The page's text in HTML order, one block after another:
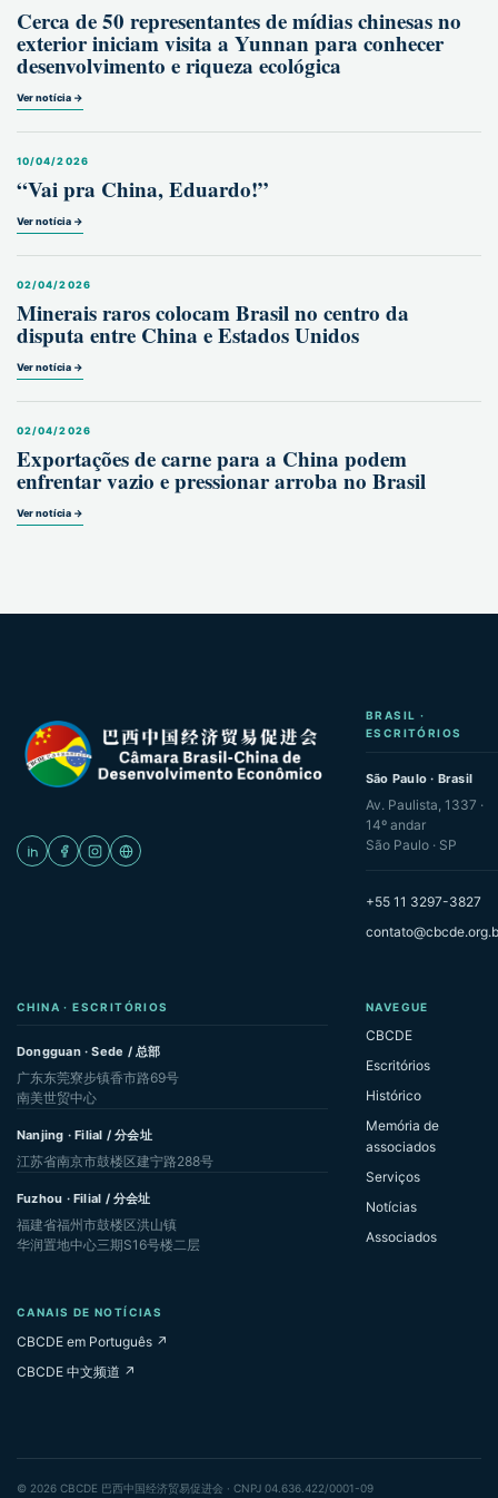
Cerca de 50 representantes de mídias chinesas no
exterior iniciam visita a Yunnan para conhecer
desenvolvimento e riqueza ecológica
Ver notícia →
10/04/2026
“Vai pra China, Eduardo!”
Ver notícia →
02/04/2026
Minerais raros colocam Brasil no centro da
disputa entre China e Estados Unidos
Ver notícia →
02/04/2026
Exportações de carne para a China podem
enfrentar vazio e pressionar arroba no Brasil
Ver notícia →
BRASIL ·
ESCRITÓRIOS
São Paulo · Brasil
Av. Paulista, 1337 ·
14º andar
São Paulo · SP
+55 11 3297-3827
CHINA · ESCRITÓRIOS
Dongguan · Sede / 总部
广东东莞寮步镇香市路69号
南美世贸中心
Nanjing · Filial / 分会址
江苏省南京市鼓楼区建宁路288号
Fuzhou · Filial / 分会址
福建省福州市鼓楼区洪山镇
华润置地中心三期S16号楼二层
NAVEGUE
CBCDE
Escritórios
Histórico
Memória de
associados
Serviços
Notícias
Associados
CANAIS DE NOTÍCIAS
CBCDE em Português ↗
CBCDE 中文频道 ↗
© 2026 CBCDE 巴西中国经济贸易促进会 · CNPJ 04.636.422/0001-09